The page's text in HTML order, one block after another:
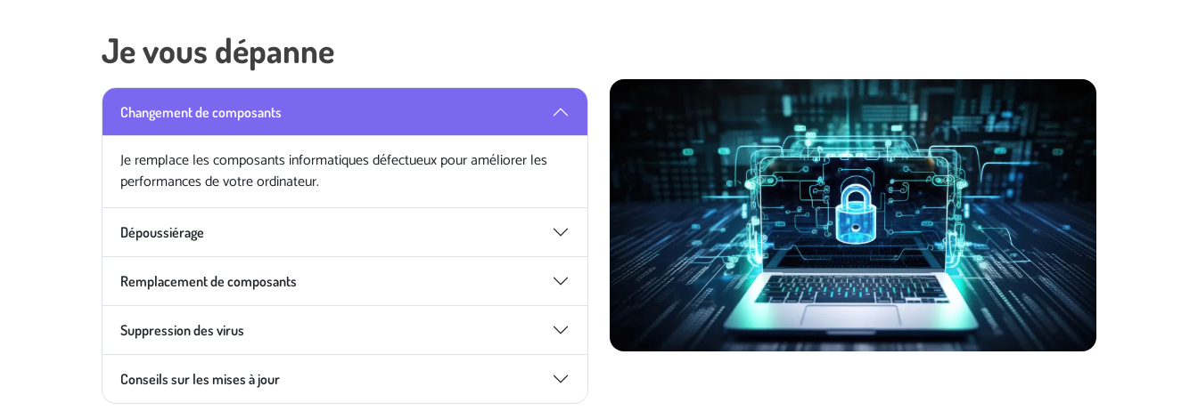
Je vous dépanne
Changement de composants
Je remplace les composants informatiques défectueux pour améliorer les
performances de votre ordinateur.
Dépoussiérage
Remplacement de composants
Suppression des virus
Conseils sur les mises à jour